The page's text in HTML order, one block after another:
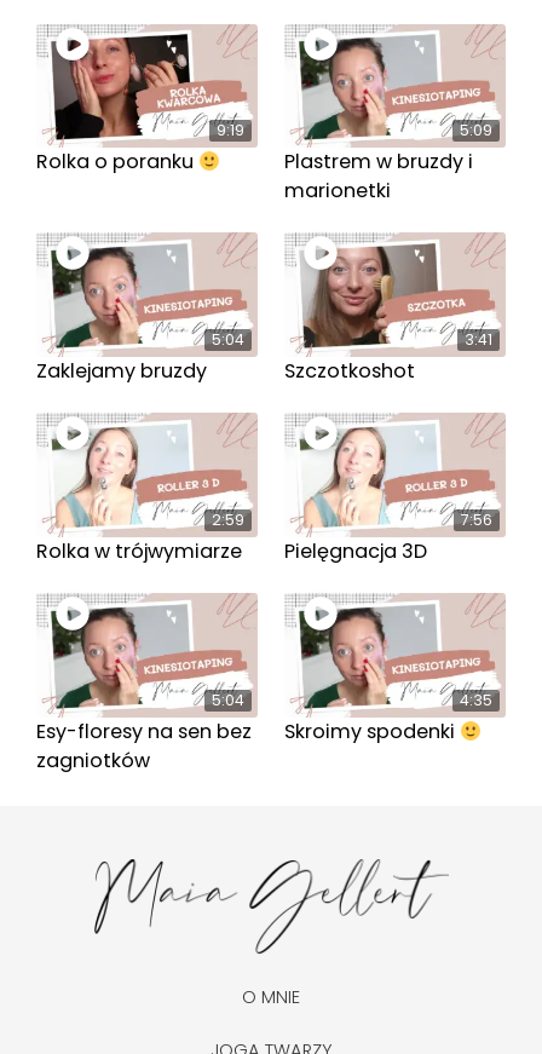
9:19
Rolka o poranku
5:09
Plastrem w bruzdy i
marionetki
5:04
Zaklejamy bruzdy
3:41
Szczotkoshot
2:59
Rolka w trójwymiarze
7:56
Pielęgnacja 3D
5:04
Esy-floresy na sen bez
zagniotków
4:35
Skroimy spodenki
O MNIE